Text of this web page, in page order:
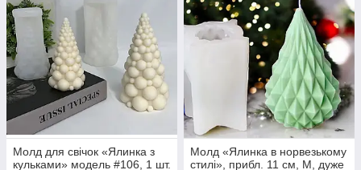
Молд для свічок «Ялинка з
кульками» модель #106, 1 шт.
Молд «Ялинка в норвезькому
стилі», прибл. 11 см, М, дуже